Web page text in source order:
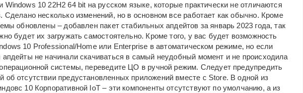
Windows 10 22H2 64 bit на русском языке, которые практически не отличаются
Сделано несколько изменений, но в основном все работает как обычно. Кроме
обновлены – добавлен пакет стабильных апдейтов за январь 2023 года, так
будет их загружать самостоятельно. Кроме того, у вас будет возможность
10 Professional/Home или Enterprise в автоматическом режиме, но если
апдейты не начинали скачиваться в самый неудобный момент и не происходила
операционной системы, переведите ЦО в ручной режим. Следует предупредить
об отсутствии предустановленных приложений вместе с Store. В одной из
10 Корпоративной IoT – эти компоненты отсутствуют по умолчанию, а из